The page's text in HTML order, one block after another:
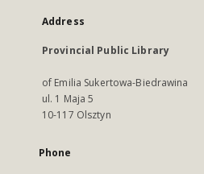
Address
Provincial Public Library
of Emilia Sukertowa-Biedrawina
ul. 1 Maja 5
10-117 Olsztyn
Phone